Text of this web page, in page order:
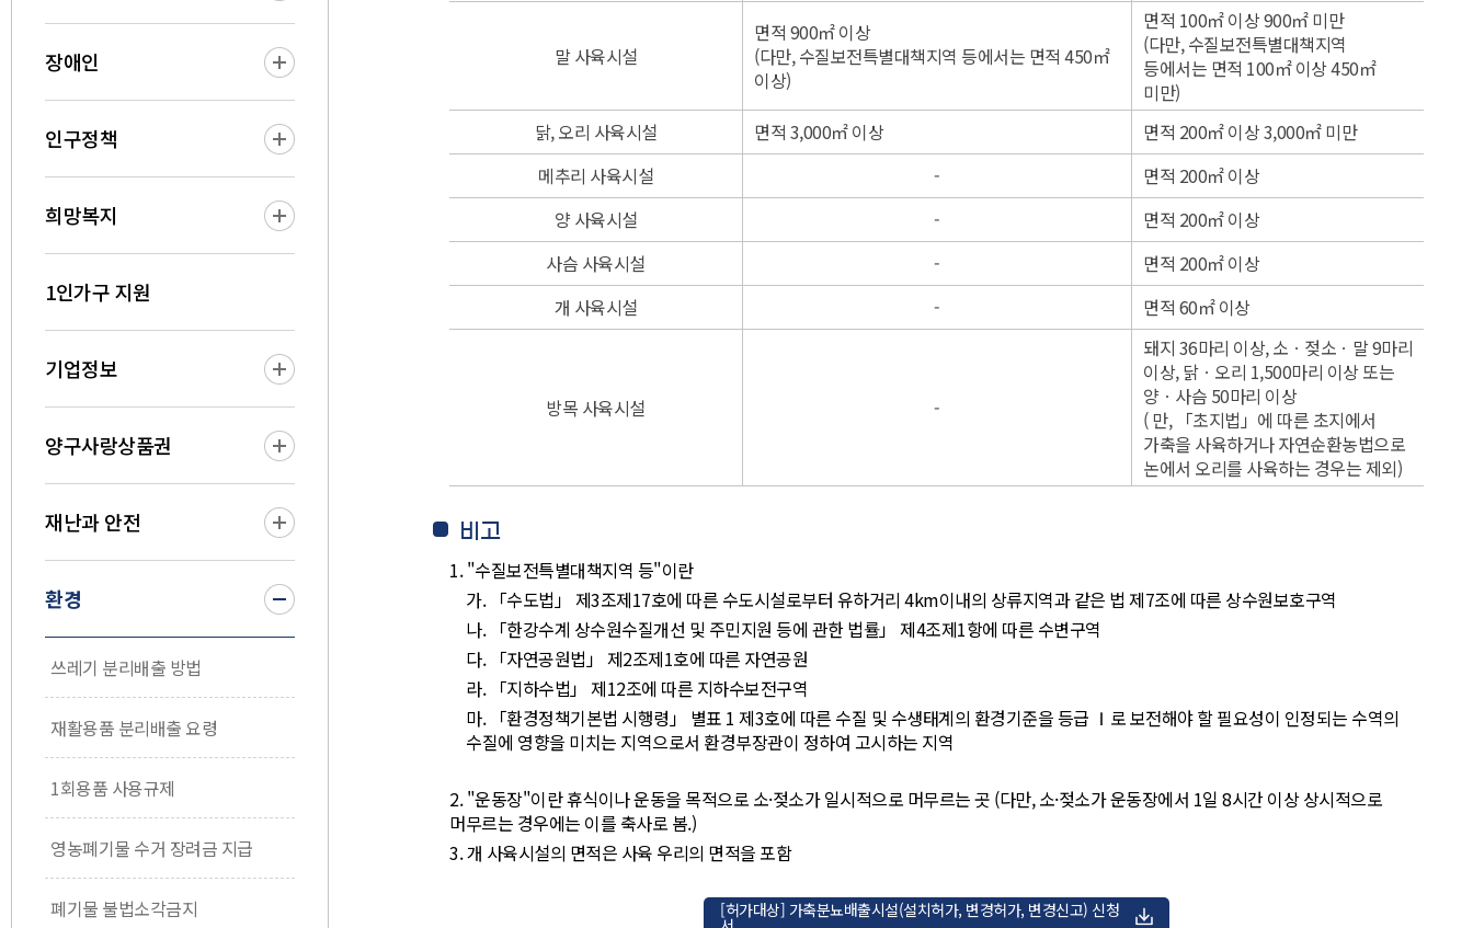
장애인
인구정책
희망복지
1인가구 지원
기업정보
양구사랑상품권
재난과 안전
환경
쓰레기 분리배출 방법
재활용품 분리배출 요령
1회용품 사용규제
영농폐기물 수거 장려금 지급
폐기물 불법소각금지
말 사육시설
면적 900㎡ 이상
(다만, 수질보전특별대책지역 등에서는 면적 450㎡
이상)
면적 100㎡ 이상 900㎡ 미만
(다만, 수질보전특별대책지역
등에서는 면적 100㎡ 이상 450㎡
미만)
닭, 오리 사육시설
면적 3,000㎡ 이상
면적 200㎡ 이상 3,000㎡ 미만
메추리 사육시설
-
면적 200㎡ 이상
양 사육시설
-
면적 200㎡ 이상
사슴 사육시설
-
면적 200㎡ 이상
개 사육시설
- 면적 60㎡ 이상
방목 사육시설 -
돼지 36마리 이상, 소ㆍ젖소ㆍ말 9마리
이상, 닭ㆍ오리 1,500마리 이상 또는
양ㆍ사슴 50마리 이상
( 만, 「초지법」에 따른 초지에서
가축을 사육하거나 자연순환농법으로
논에서 오리를 사육하는 경우는 제외)
비고
1. "수질보전특별대책지역 등"이란
가. 「수도법」 제3조제17호에 따른 수도시설로부터 유하거리 4km이내의 상류지역과 같은 법 제7조에 따른 상수원보호구역
나. 「한강수계 상수원수질개선 및 주민지원 등에 관한 법률」 제4조제1항에 따른 수변구역
다. 「자연공원법」 제2조제1호에 따른 자연공원
라. 「지하수법」 제12조에 따른 지하수보전구역
마. 「환경정책기본법 시행령」 별표 1 제3호에 따른 수질 및 수생태계의 환경기준을 등급 Ⅰ로 보전해야 할 필요성이 인정되는 수역의
수질에 영향을 미치는 지역으로서 환경부장관이 정하여 고시하는 지역
2. "운동장"이란 휴식이나 운동을 목적으로 소·젖소가 일시적으로 머무르는 곳 (다만, 소·젖소가 운동장에서 1일 8시간 이상 상시적으로
머무르는 경우에는 이를 축사로 봄.)
3. 개 사육시설의 면적은 사육 우리의 면적을 포함
[허가대상] 가축분뇨배출시설(설치허가, 변경허가, 변경신고) 신청